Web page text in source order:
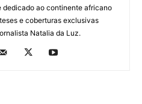
dedicado ao continente africano
e coberturas exclusivas
Natalia da Luz.